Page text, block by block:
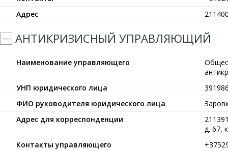
Адрес
АНТИКРИЗИСНЫЙ УПРАВЛЯЮЩИЙ
Наименование управляющего
УНП юридического лица
ФИО руководителя юридического лица
Адрес для корреспонденции
д. 67,
Контакты управляющего